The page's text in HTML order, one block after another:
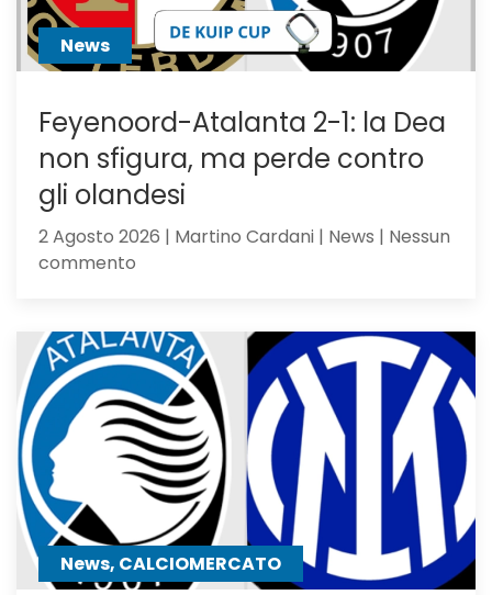
News
Feyenoord-Atalanta 2-1: la Dea
non sfigura, ma perde contro
gli olandesi
2 Agosto 2026 | Martino Cardani | News | Nessun
commento
2-
1:
la
Dea
non
sfigura,
ma
perde
contro
gli
News, CALCIOMERCATO